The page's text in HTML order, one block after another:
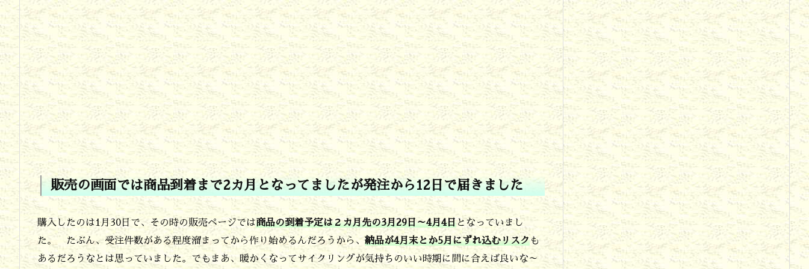
画
面
で
は
商
品
到
着
ま
で
2
カ
月
販売の画面では商品到着まで2カ月となってましたが発注から12日で届きました
購入したのは1月30日で、その時の販売ページでは商品の到着予定は２カ月先の3月29日～4月4日となっていまし
た。 たぶん、受注件数がある程度溜まってから作り始めるんだろうから、 納品が4月末とか5月にずれ込むリスクも
あるだろうなとは思っていました。でもまあ、暖かくなってサイクリングが気持ちのいい時期に間に合えば良いな～